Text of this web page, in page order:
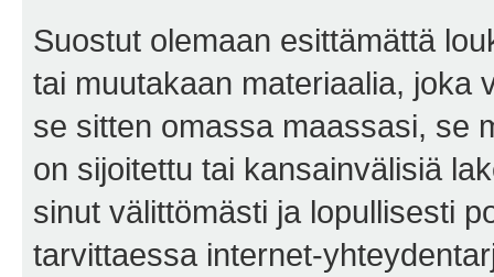
Suostut olemaan esittämättä
tai muutakaan materiaalia, joka
se sitten omassa maassasi, se
on sijoitettu tai kansainvälisiä
sinut välittömästi ja lopullisesti
tarvittaessa internet-